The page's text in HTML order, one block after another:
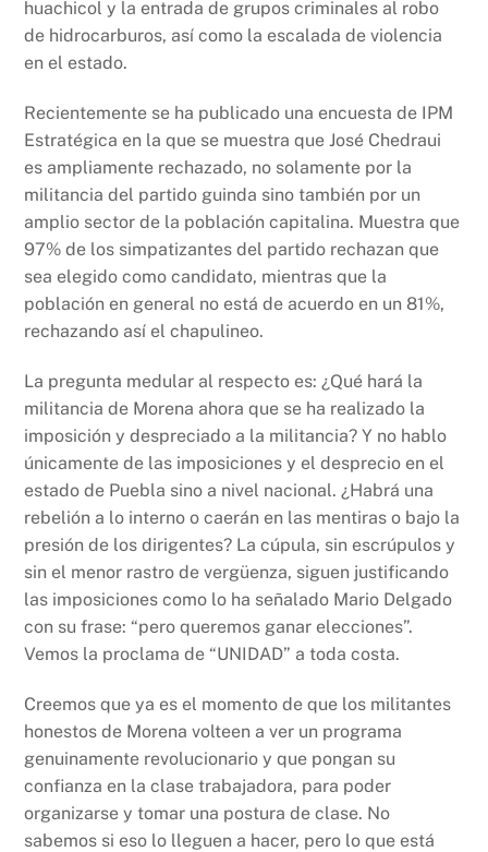
huachicol y la entrada de grupos criminales al robo
de hidrocarburos, así como la escalada de violencia
en el estado.
Recientemente se ha publicado una encuesta de IPM
Estratégica en la que se muestra que José Chedraui
es ampliamente rechazado, no solamente por la
militancia del partido guinda sino también por un
amplio sector de la población capitalina. Muestra que
97% de los simpatizantes del partido rechazan que
sea elegido como candidato, mientras que la
población en general no está de acuerdo en un 81%,
rechazando así el chapulineo.
La pregunta medular al respecto es: ¿Qué hará la
militancia de Morena ahora que se ha realizado la
imposición y despreciado a la militancia? Y no hablo
únicamente de las imposiciones y el desprecio en el
estado de Puebla sino a nivel nacional. ¿Habrá una
rebelión a lo interno o caerán en las mentiras o bajo la
presión de los dirigentes? La cúpula, sin escrúpulos y
sin el menor rastro de vergüenza, siguen justificando
las imposiciones como lo ha señalado Mario Delgado
con su frase: “pero queremos ganar elecciones”.
Vemos la proclama de “UNIDAD” a toda costa.
Creemos que ya es el momento de que los militantes
honestos de Morena volteen a ver un programa
genuinamente revolucionario y que pongan su
confianza en la clase trabajadora, para poder
organizarse y tomar una postura de clase. No
sabemos si eso lo lleguen a hacer, pero lo que está